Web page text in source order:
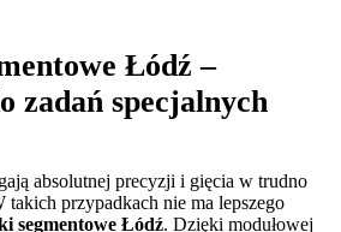
wygięte 22 mm
Piccolo 22 mm
Łódź –
zadań specjalnych
absolutnej precyzji i gięcia w trudno
takich przypadkach nie ma lepszego
segmentowe Łódź. Dzięki modułowej